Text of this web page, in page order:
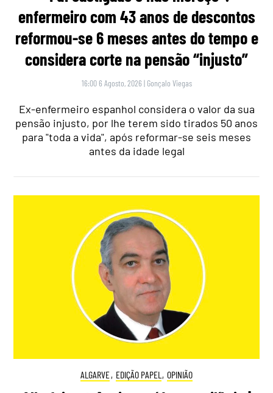
enfermeiro com 43 anos de descontos
reformou-se 6 meses antes do tempo e
considera corte na pensão “injusto”
16:00 6 Agosto, 2026 | Gonçalo Viegas
Ex-enfermeiro espanhol considera o valor da sua
pensão injusto, por lhe terem sido tirados 50 anos
para "toda a vida", após reformar-se seis meses
antes da idade legal
ALGARVE, EDIÇÃO PAPEL , OPINIÃO